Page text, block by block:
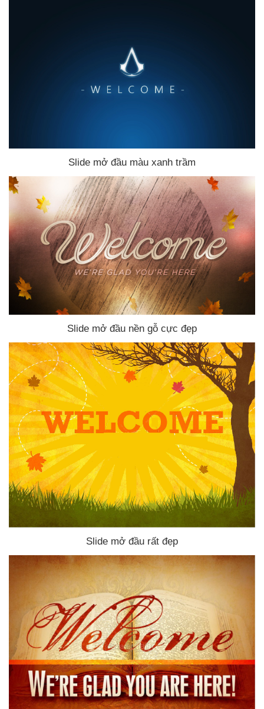
Slide mở đầu màu xanh trầm
Slide mở đầu nền gỗ cực đẹp
Slide mở đầu rất đẹp